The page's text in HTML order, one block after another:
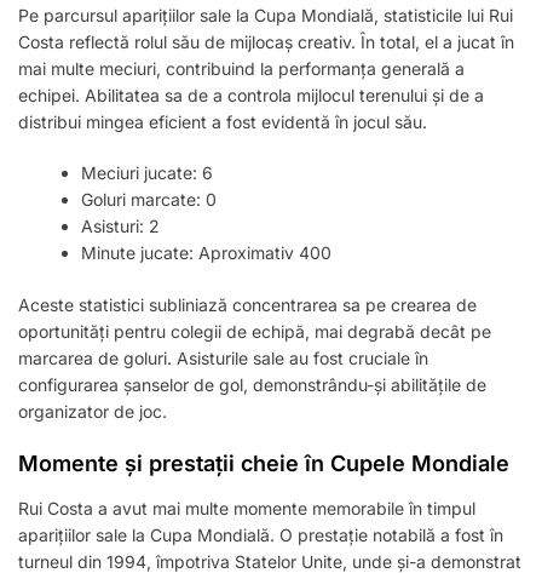
Pe parcursul aparițiilor sale la Cupa Mondială, statisticile lui Rui
Costa reflectă rolul său de mijlocaș creativ. În total, el a jucat în
mai multe meciuri, contribuind la performanța generală a
echipei. Abilitatea sa de a controla mijlocul terenului și de a
distribui mingea eficient a fost evidentă în jocul său.
Meciuri jucate: 6
Goluri marcate: 0
Asisturi: 2
Minute jucate: Aproximativ 400
Aceste statistici subliniază concentrarea sa pe crearea de
oportunități pentru colegii de echipă, mai degrabă decât pe
marcarea de goluri. Asisturile sale au fost cruciale în
configurarea șanselor de gol, demonstrându-și abilitățile de
organizator de joc.
Momente și prestații cheie în Cupele Mondiale
Rui Costa a avut mai multe momente memorabile în timpul
aparițiilor sale la Cupa Mondială. O prestație notabilă a fost în
turneul din 1994, împotriva Statelor Unite, unde și-a demonstrat